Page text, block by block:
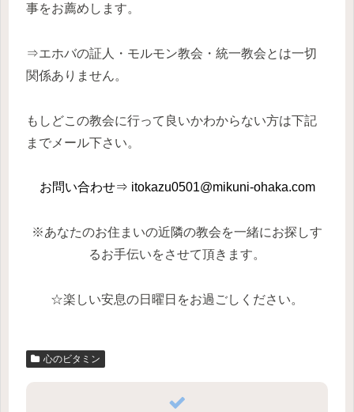
事をお薦めします。
⇒エホバの証人・モルモン教会・統一教会とは一切
関係ありません。
もしどこの教会に行って良いかわからない方は下記
までメール下さい。
お問い合わせ⇒ itokazu0501@mikuni-ohaka.com
※あなたのお住まいの近隣の教会を一緒にお探しす
るお手伝いをさせて頂きます。
☆楽しい安息の日曜日をお過ごしください。
心のビタミン